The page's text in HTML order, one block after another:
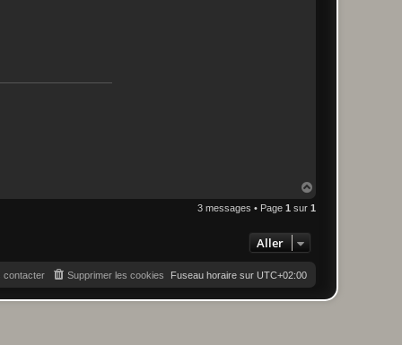
u
3 messages • Page 1 sur 1
Aller
Fuseau horaire sur UTC+02:00
Supprimer les cookies
contacter